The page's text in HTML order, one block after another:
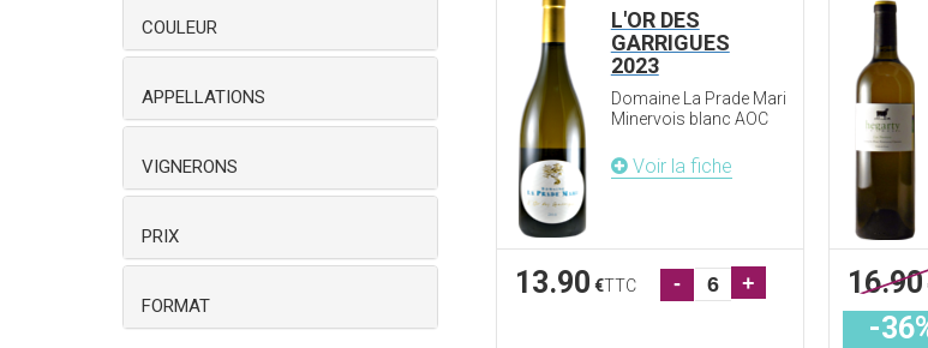
COULEUR
APPELLATIONS
VIGNERONS
PRIX
FORMAT
L'OR DES
GARRIGUES
2023
Domaine La Prade Mari
Minervois blanc AOC
Voir la fiche
13.90 €TTC - + 16.90
-